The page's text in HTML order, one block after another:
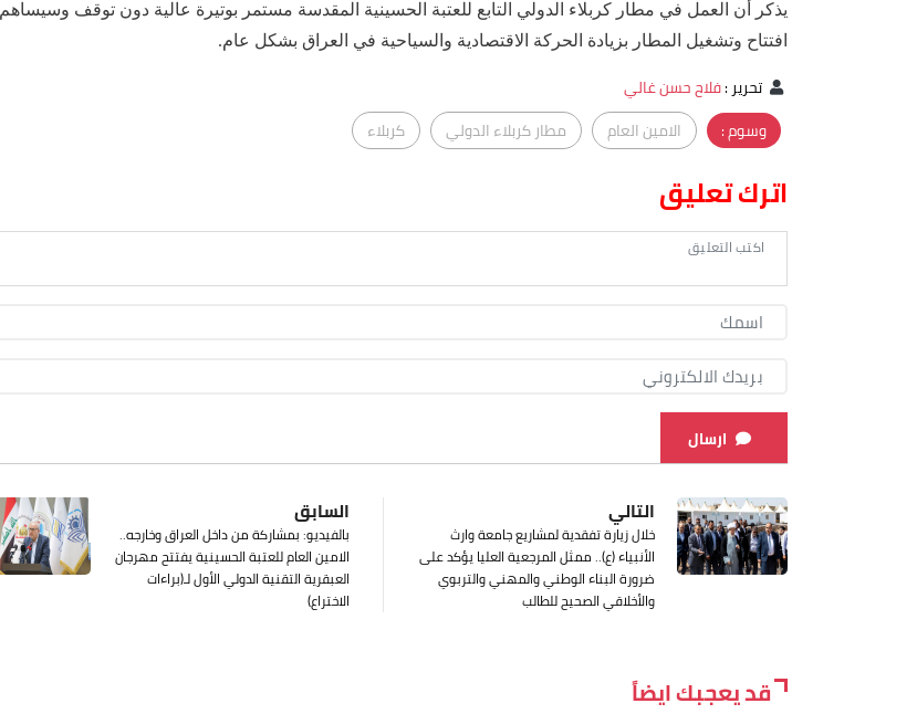
يذكر أن العمل في مطار كربلاء الدولي التابع للعتبة الحسينية المقدسة مستمر بوتيرة عالية دون توقف وسيساهم
افتتاح وتشغيل المطار بزيادة الحركة الاقتصادية والسياحية في العراق بشكل عام.
تحرير:فلاح حسن غالي
وسوم :
الامين العام مطار كربلاء الدولي كربلاء
اترك تعليق
ارسال
السابق
بالفيديو: بمشاركة من داخل العراق وخارجه..
الامين العام للعتبة الحسينية يفتتح مهرجان
العبقرية التقنية الدولي الأول لـ(براءات
الاختراع)
التالي
خلال زيارة تفقدية لمشاريع جامعة وارث
الأنبياء (ع).. ممثل المرجعية العليا يؤكد على
ضرورة البناء الوطني والمهني والتربوي
والأخلاقي الصحيح للطالب
قد يعجبك ايضاً